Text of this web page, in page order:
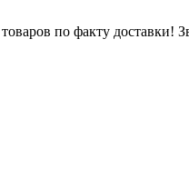
по факту доставки!